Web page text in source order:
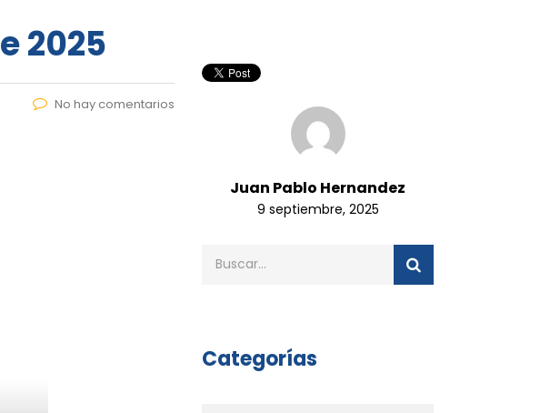
2025
No hay comentarios
Juan Pablo Hernandez
9 septiembre, 2025
Categorías